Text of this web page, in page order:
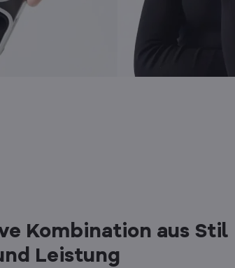
Kombination aus Stil
Leistung